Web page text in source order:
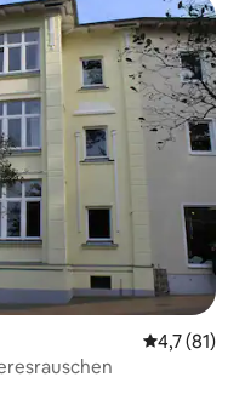
4,7 de uma
4,7 (81)